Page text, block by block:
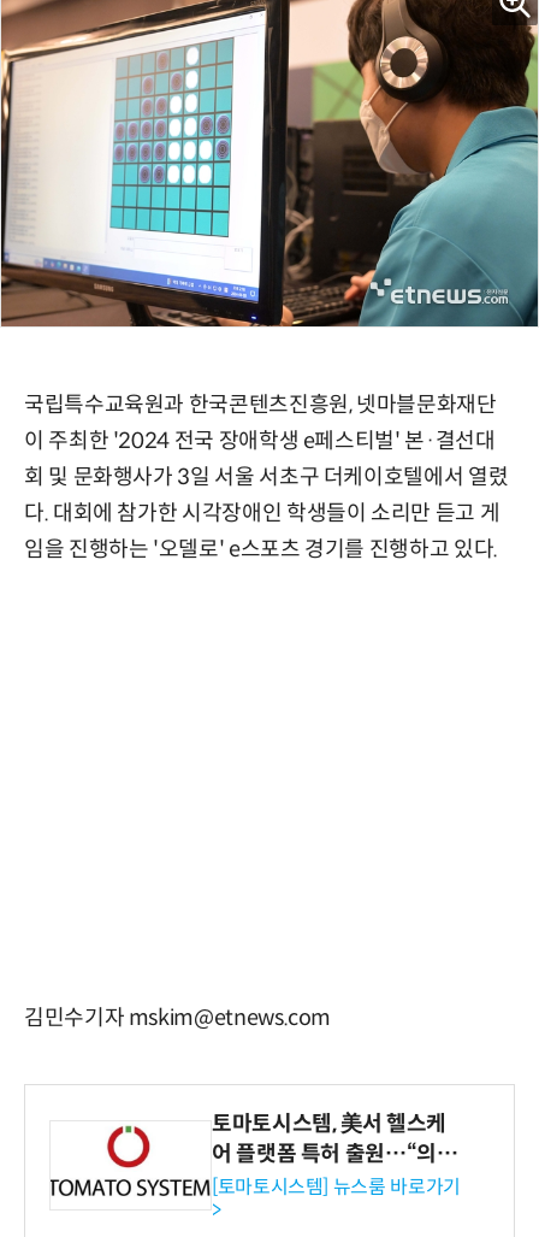
국립특수교육원과 한국콘텐츠진흥원, 넷마블문화재단
이 주최한 '2024 전국 장애학생 e페스티벌' 본·결선대
회 및 문화행사가 3일 서울 서초구 더케이호텔에서 열렸
다. 대회에 참가한 시각장애인 학생들이 소리만 듣고 게
임을 진행하는 '오델로' e스포츠 경기를 진행하고 있다.
김민수기자 mskim@etnews.com
토마토시스템, 美서 헬스케
어 플랫폼 특허 출원…“의료
기관·보험사 공략”
[토마토시스템] 뉴스룸 바로가기
>